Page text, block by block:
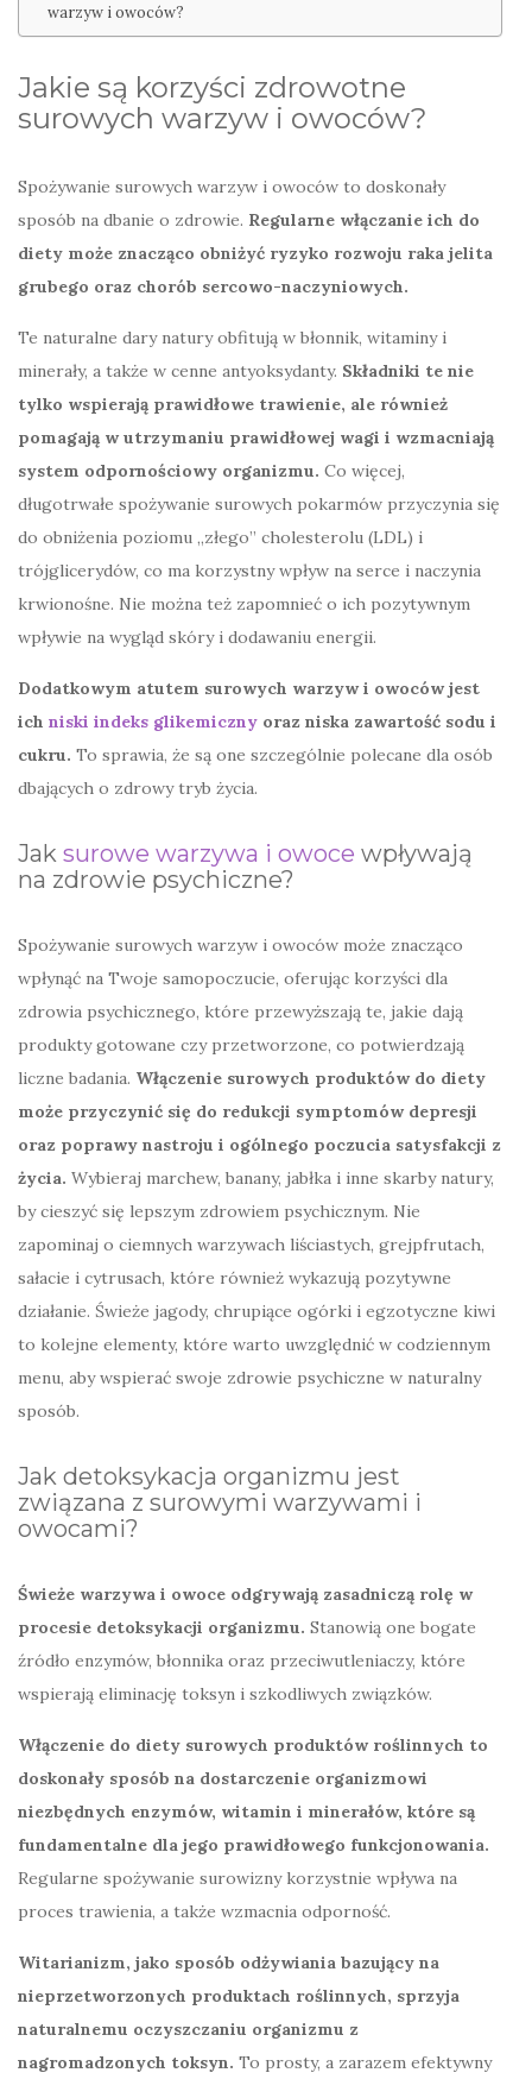
warzyw i owoców?
Jakie są korzyści zdrowotne
surowych warzyw i owoców?
Spożywanie surowych warzyw i owoców to doskonały
sposób na dbanie o zdrowie. Regularne włączanie ich do
diety może znacząco obniżyć ryzyko rozwoju raka jelita
grubego oraz chorób sercowo-naczyniowych.
Te naturalne dary natury obfitują w błonnik, witaminy i
minerały, a także w cenne antyoksydanty. Składniki te nie
tylko wspierają prawidłowe trawienie, ale również
pomagają w utrzymaniu prawidłowej wagi i wzmacniają
system odpornościowy organizmu. Co więcej,
długotrwałe spożywanie surowych pokarmów przyczynia się
do obniżenia poziomu „złego” cholesterolu (LDL) i
trójglicerydów, co ma korzystny wpływ na serce i naczynia
krwionośne. Nie można też zapomnieć o ich pozytywnym
wpływie na wygląd skóry i dodawaniu energii.
Dodatkowym atutem surowych warzyw i owoców jest
ich niski indeks glikemiczny oraz niska zawartość sodu i
cukru. To sprawia, że są one szczególnie polecane dla osób
dbających o zdrowy tryb życia.
Jak surowe warzywa i owoce wpływają
na zdrowie psychiczne?
Spożywanie surowych warzyw i owoców może znacząco
wpłynąć na Twoje samopoczucie, oferując korzyści dla
zdrowia psychicznego, które przewyższają te, jakie dają
produkty gotowane czy przetworzone, co potwierdzają
liczne badania. Włączenie surowych produktów do diety
może przyczynić się do redukcji symptomów depresji
oraz poprawy nastroju i ogólnego poczucia satysfakcji z
życia. Wybieraj marchew, banany, jabłka i inne skarby natury,
by cieszyć się lepszym zdrowiem psychicznym. Nie
zapominaj o ciemnych warzywach liściastych, grejpfrutach,
sałacie i cytrusach, które również wykazują pozytywne
działanie. Świeże jagody, chrupiące ogórki i egzotyczne kiwi
to kolejne elementy, które warto uwzględnić w codziennym
menu, aby wspierać swoje zdrowie psychiczne w naturalny
sposób.
Jak detoksykacja organizmu jest
związana z surowymi warzywami i
owocami?
Świeże warzywa i owoce odgrywają zasadniczą rolę w
procesie detoksykacji organizmu. Stanowią one bogate
źródło enzymów, błonnika oraz przeciwutleniaczy, które
wspierają eliminację toksyn i szkodliwych związków.
Włączenie do diety surowych produktów roślinnych to
doskonały sposób na dostarczenie organizmowi
niezbędnych enzymów, witamin i minerałów, które są
fundamentalne dla jego prawidłowego funkcjonowania.
Regularne spożywanie surowizny korzystnie wpływa na
proces trawienia, a także wzmacnia odporność.
Witarianizm, jako sposób odżywiania bazujący na
nieprzetworzonych produktach roślinnych, sprzyja
naturalnemu oczyszczaniu organizmu z
nagromadzonych toksyn. To prosty, a zarazem efektywny